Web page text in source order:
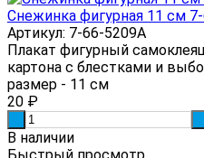
Снежинка фигурная 11 см
Артикул: 7-66-5209А
Плакат фигурный
картона с блестками и
размер - 11 см
20 ₽
В наличии